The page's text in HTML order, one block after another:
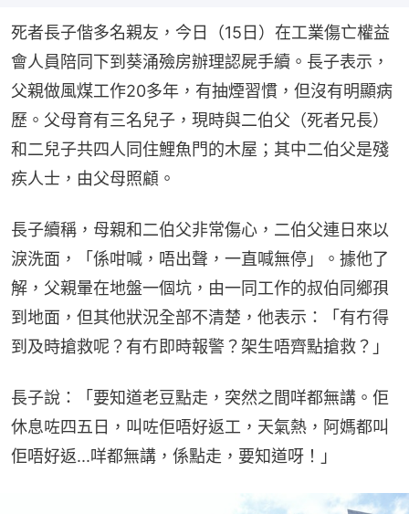
死者長子偕多名親友，今日（15日）在工業傷亡權益
會人員陪同下到葵涌殮房辦理認屍手續。長子表示，
父親做風煤工作20多年，有抽煙習慣，但沒有明顯病
歷。父母育有三名兒子，現時與二伯父（死者兄長）
和二兒子共四人同住鯉魚門的木屋；其中二伯父是殘
疾人士，由父母照顧。
長子續稱，母親和二伯父非常傷心，二伯父連日來以
淚洗面，「係咁喊，唔出聲，一直喊無停」。據他了
解，父親暈在地盤一個坑，由一同工作的叔伯同鄉孭
到地面，但其他狀況全部不清楚，他表示：「有冇得
到及時搶救呢？有冇即時報警？架生唔齊點搶救？」
長子說：「要知道老豆點走，突然之間咩都無講。佢
休息咗四五日，叫咗佢唔好返工，天氣熱，阿媽都叫
佢唔好返...咩都無講，係點走，要知道呀！」